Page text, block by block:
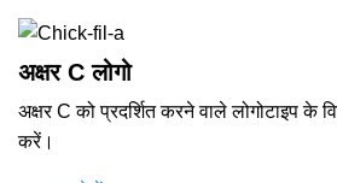
अक्षर C लोगो
अक्षर C को प्रदर्शित करने वाले लोगोटाइप के
करें।